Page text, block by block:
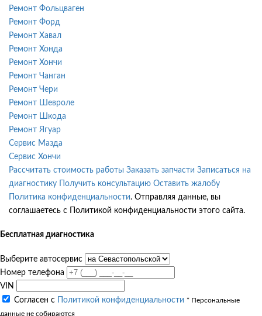
Ремонт Фольцваген
Ремонт Форд
Ремонт Хавал
Ремонт Хонда
Ремонт Хончи
Ремонт Чанган
Ремонт Чери
Ремонт Шевроле
Ремонт Шкода
Ремонт Ягуар
Сервис Мазда
Сервис Хончи
Рассчитать стоимость работы Заказать запчасти Записаться на
диагностику
Получить консультацию Оставить жалобу
Политика конфиденциальности. Отправляя данные, вы
соглашаетесь с Политикой конфиденциальности этого сайта.
Бесплатная диагностика
Выберите автосервис
Номер телефона
VIN
Согласен с
Политикой конфиденциальности * Персональные
данные не собираются